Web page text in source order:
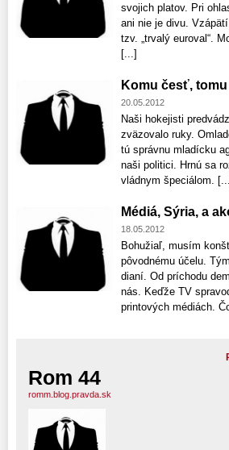
svojich platov. Pri
ani nie je divu.
tzv. „trvalý euroval“.
[...]
Komu česť,
20.05.2012
Naši hokejisti
zväzovalo ruky.
tú správnu mladícku
naši politici. Hrnú sa
vládnym špeciálom.
Médiá, Sýria, a
18.05.2012
Bohužiaľ, musím
pôvodnému účelu.
dianí. Od príchodu
nás. Keďže TV
printových médiách.
Rom 44
romm.blog.pravda.sk